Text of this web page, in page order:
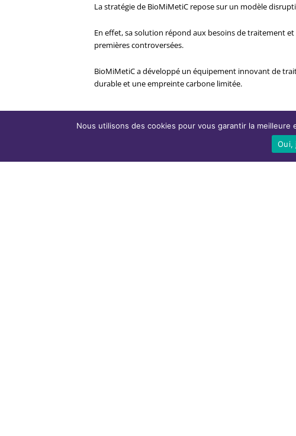
La stratégie de BioMiMetiC repose sur un modèle
En effet, sa solution répond aux besoins de traitement
premières controversées.
BioMiMetiC a développé un équipement innovant de
durable et une empreinte carbone limitée.
Nous utilisons des cookies pour vous garantir la
Oui,